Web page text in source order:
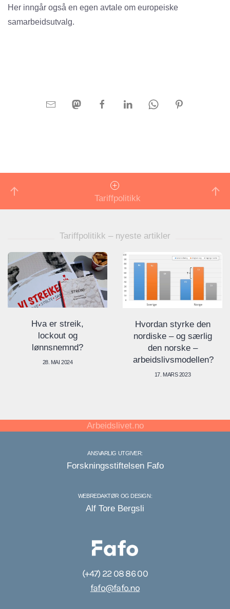
Her inngår også en egen avtale om europeiske
samarbeidsutvalg.
Tariffpolitikk
Tariffpolitikk – nyeste artikler
Hva er streik,
lockout og
lønnsnemnd?
28. MAI 2024
Hvordan styrke den
nordiske – og særlig
den norske –
arbeidslivsmodellen?
17. MARS 2023
Arbeidslivet.no
(+47) 22 08 86 00
fafo@fafo.no
ANSVARLIG UTGIVER:
Forskningsstiftelsen Fafo
WEBREDAKTØR OG DESIGN:
Alf Tore Bergsli